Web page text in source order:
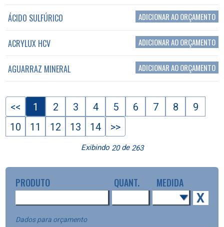
ÁCIDO SULFÚRICO ADICIONAR AO ORÇAMENTO
ACRYLUX HCV ADICIONAR AO ORÇAMENTO
AGUARRAZ MINERAL ADICIONAR AO ORÇAMENTO
<< 1 2 3 4 5 6 7 8
9
10
11 12 13 14 >>
Exibindo 20de 263
PRODUTO QUANT. MEDIDA
X
Dados para orçamento